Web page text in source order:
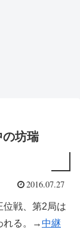
の坊瑞
2016.07.27
位戦、第2局は
れる。→中継